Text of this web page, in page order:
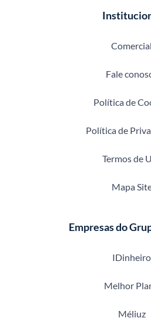
Comercial
Fale
Política de
Política de
Termos de
Mapa
Empresas do
IDinheiro
Melhor
Méliuz